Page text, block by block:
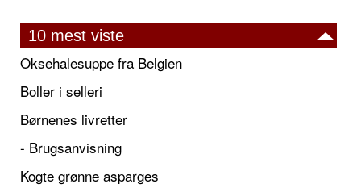
10 mest viste
Oksehalesuppe fra Belgien
Boller i selleri
Børnenes livretter
- Brugsanvisning
Kogte grønne asparges